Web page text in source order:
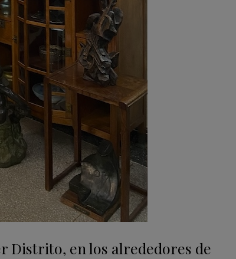
Distrito, en los alrededores de